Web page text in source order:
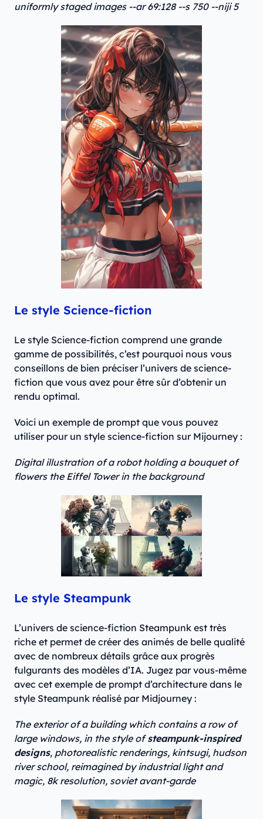
uniformly staged images --ar 69:128 --s 750 --niji 5
Le style Science-fiction
Le style Science-fiction comprend une grande
gamme de possibilités, c’est pourquoi nous vous
conseillons de bien préciser l’univers de science-
fiction que vous avez pour être sûr d’obtenir un
rendu optimal.
Voici un exemple de prompt que vous pouvez
utiliser pour un style science-fiction sur Mijourney :
Digital illustration of a robot holding a bouquet of
flowers the Eiffel Tower in the background
Le style Steampunk
L’univers de science-fiction Steampunk est très
riche et permet de créer des animés de belle qualité
avec de nombreux détails grâce aux progrès
fulgurants des modèles d’IA. Jugez par vous-même
avec cet exemple de prompt d’architecture dans le
style Steampunk réalisé par Midjourney :
The exterior of a building which contains a row of
large windows, in the style ofsteampunk-inspired
designs, photorealistic renderings, kintsugi, hudson
river school, reimagined by industrial light and
magic, 8k resolution, soviet avant-garde